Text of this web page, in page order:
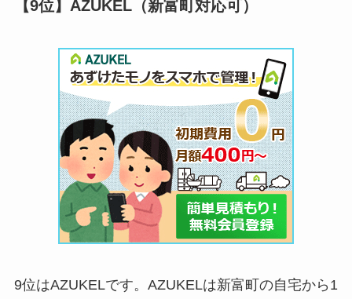
【9位】AZUKEL（新富町対応可）
9位はAZUKELです。AZUKELは新富町の自宅から1